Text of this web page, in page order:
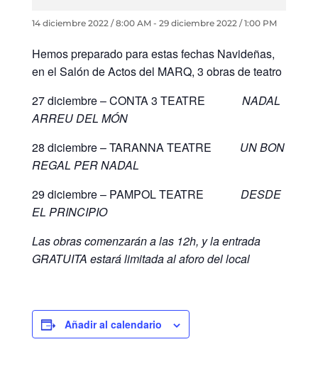
14 diciembre 2022 / 8:00 AM- 29 diciembre 2022 / 1:00 PM
Hemos preparado para estas fechas Navideñas,
en el Salón de Actos del MARQ, 3 obras de teatro
27 diciembre – CONTA 3 TEATRE NADAL
ARREU DEL MÓN
28 diciembre – TARANNA TEATRE UN BON
REGAL PER NADAL
29 diciembre – PAMPOL TEATRE DESDE
EL PRINCIPIO
Las obras comenzarán a las 12h, y la entrada
GRATUITA estará limitada al aforo del local
Añadir al calendario